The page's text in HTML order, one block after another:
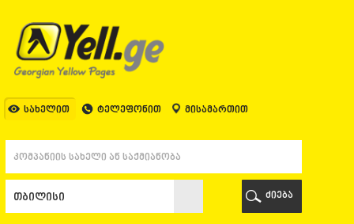
სახელით ტელეფონით მისამართით
ᲗᲑᲘᲚᲘᲡᲘ
ᲗᲑᲘᲚᲘᲡᲘ
ᲐᲤᲮᲐᲖᲔᲗᲘ
ᲒᲐᲚᲘ
ᲑᲐᲗᲣᲛᲘ
ᲥᲝᲑᲣᲚᲔᲗᲘ
ᲨᲣᲐᲮᲔᲕᲘ
ᲩᲐᲥᲕᲘ
ძიება